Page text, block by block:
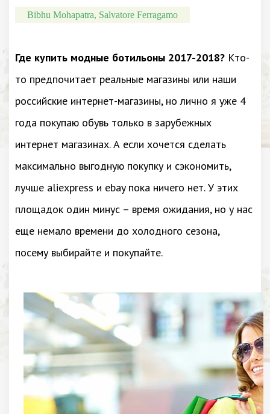
Bibhu Mohapatra, Salvatore Ferragamo
Где купить модные ботильоны 2017-2018? Кто-
то предпочитает реальные магазины или наши
российские интернет-магазины, но лично я уже 4
года покупаю обувь только в зарубежных
интернет магазинах. А если хочется сделать
максимально выгодную покупку и сэкономить,
лучше aliexpress и ebay пока ничего нет. У этих
площадок один минус – время ожидания, но у нас
еще немало времени до холодного сезона,
посему выбирайте и покупайте.